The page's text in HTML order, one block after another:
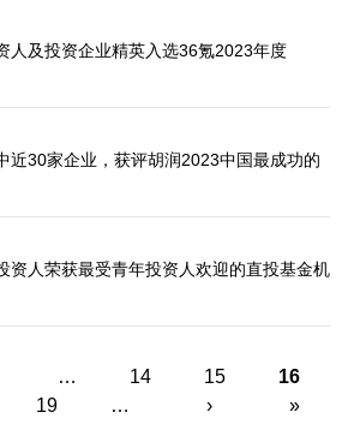
人及投资企业精英入选36氪2023年度
近30家企业，获评胡润2023中国最成功的
资人荣获最受青年投资人欢迎的直投基金机
… 14 15
16
19 … › »